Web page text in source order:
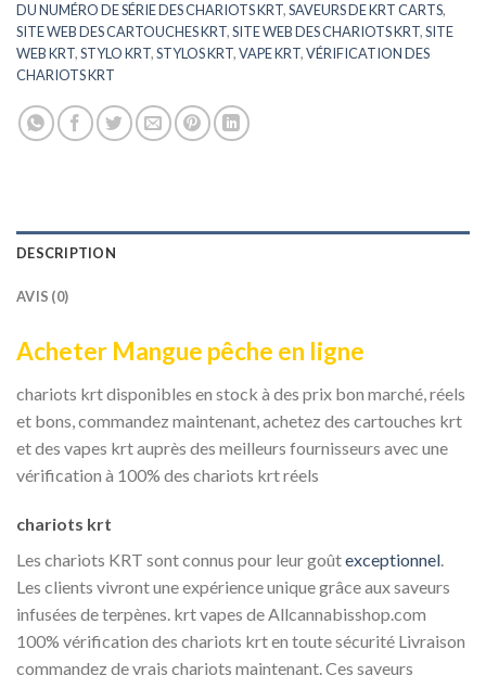
DU NUMÉRO DE SÉRIE DES CHARIOTS KRT,SAVEURS DE KRT CARTS,
SITE WEB DES CARTOUCHES KRT,SITE WEB DES CHARIOTS KRT,SITE
WEB KRT,STYLO KRT,STYLOS KRT,VAPE KRT,VÉRIFICATION DES
CHARIOTS KRT
DESCRIPTION
AVIS (0)
Acheter Mangue pêche en ligne
chariots krt disponibles en stock à des prix bon marché, réels
et bons, commandez maintenant, achetez des cartouches krt
et des vapes krt auprès des meilleurs fournisseurs avec une
vérification à 100% des chariots krt réels
chariots krt
Les chariots KRT sont connus pour leur goûtexceptionnel.
Les clients vivront une expérience unique grâce aux saveurs
infusées de terpènes. krt vapes de Allcannabisshop.com
100% vérification des chariots krt en toute sécurité Livraison
commandez de vrais chariots maintenant. Ces saveurs